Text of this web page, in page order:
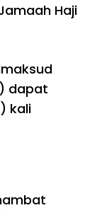
Haji
dapat
kali